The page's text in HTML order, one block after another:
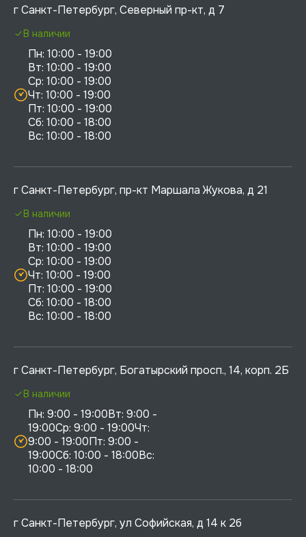
г Санкт-Петербург, Северный пр-кт, д 7
Пн: 10:00 - 19:00
Вт: 10:00 - 19:00
Ср: 10:00 - 19:00
Чт: 10:00 - 19:00
Пт: 10:00 - 19:00
Сб: 10:00 - 18:00
В наличии
г Санкт-Петербург, пр-кт Маршала Жукова, д 21
Пн: 10:00 - 19:00
Вт: 10:00 - 19:00
Ср: 10:00 - 19:00
Чт: 10:00 - 19:00
Пт: 10:00 - 19:00
Сб: 10:00 - 18:00
В наличии
г Санкт-Петербург, Богатырский просп., 14, корп. 2Б
Пн: 9:00 - 19:00Вт: 9:00 -
19:00Ср: 9:00 - 19:00Чт:
9:00 - 19:00Пт: 9:00 -
19:00Сб: 10:00 - 18:00Вс:
10:00 - 18:00
В наличии
г Санкт-Петербург, ул Софийская, д 14 к 2б